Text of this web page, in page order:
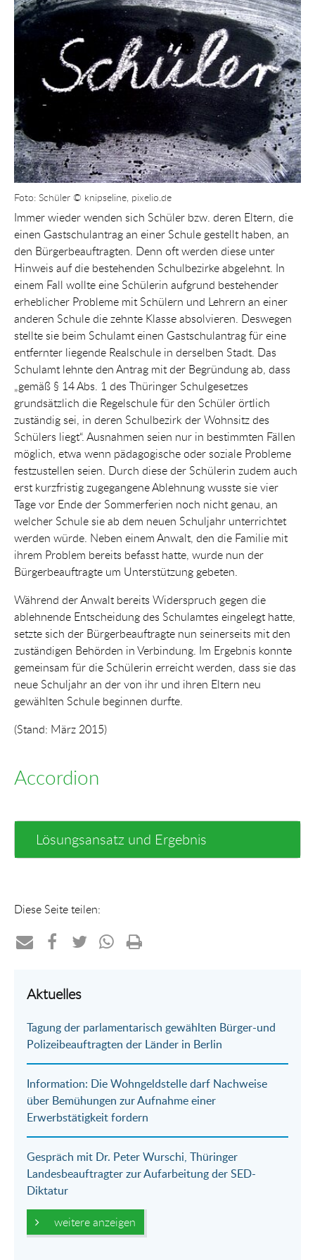
Foto: Schüler © knipseline, pixelio.de
Immer wieder wenden sich Schüler bzw. deren Eltern, die
einen Gastschulantrag an einer Schule gestellt haben, an
den Bürgerbeauftragten. Denn oft werden diese unter
Hinweis auf die bestehenden Schulbezirke abgelehnt. In
einem Fall wollte eine Schülerin aufgrund bestehender
erheblicher Probleme mit Schülern und Lehrern an einer
anderen Schule die zehnte Klasse absolvieren. Deswegen
stellte sie beim Schulamt einen Gastschulantrag für eine
entfernter liegende Realschule in derselben Stadt. Das
Schulamt lehnte den Antrag mit der Begründung ab, dass
„gemäß § 14 Abs. 1 des Thüringer Schulgesetzes
grundsätzlich die Regelschule für den Schüler örtlich
zuständig sei, in deren Schulbezirk der Wohnsitz des
Schülers liegt“. Ausnahmen seien nur in bestimmten Fällen
möglich, etwa wenn pädagogische oder soziale Probleme
festzustellen seien. Durch diese der Schülerin zudem auch
erst kurzfristig zugegangene Ablehnung wusste sie vier
Tage vor Ende der Sommerferien noch nicht genau, an
welcher Schule sie ab dem neuen Schuljahr unterrichtet
werden würde. Neben einem Anwalt, den die Familie mit
ihrem Problem bereits befasst hatte, wurde nun der
Bürgerbeauftragte um Unterstützung gebeten.
Während der Anwalt bereits Widerspruch gegen die
ablehnende Entscheidung des Schulamtes eingelegt hatte,
setzte sich der Bürgerbeauftragte nun seinerseits mit den
zuständigen Behörden in Verbindung. Im Ergebnis konnte
gemeinsam für die Schülerin erreicht werden, dass sie das
neue Schuljahr an der von ihr und ihren Eltern neu
gewählten Schule beginnen durfte.
(Stand: März 2015)
Accordion
Lösungsansatz und Ergebnis
Diese Seite teilen:
per
Mail
auf
Aktuelles
Tagung der parlamentarisch gewählten Bürger-und
Polizeibeauftragten der Länder in Berlin
Information: Die Wohngeldstelle darf Nachweise
über Bemühungen zur Aufnahme einer
Erwerbstätigkeit fordern
Gespräch mit Dr. Peter Wurschi, Thüringer
Landesbeauftragter zur Aufarbeitung der SED-
Diktatur
weitere anzeigen